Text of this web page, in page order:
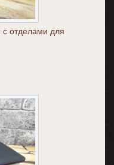
с отделами для